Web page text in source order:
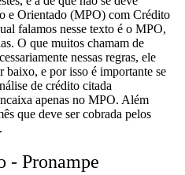
e Orientado (MPO) com Crédito
falamos nesse texto é o MPO,
O que muitos chamam de
nessas regras, ele
baixo, e por isso é importante se
de crédito citada
apenas no MPO. Além
que deve ser cobrada pelos
- Pronampe